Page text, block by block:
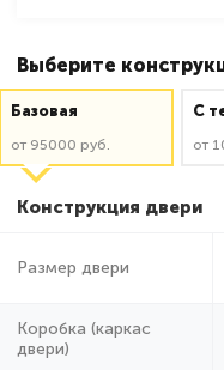
Выберите
Базовая
от 95000 руб.
C
от
Конструкция двери
Размер двери
Коробка (каркас
двери)